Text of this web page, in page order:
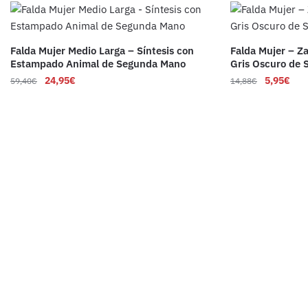
Falda Mujer Medio Larga – Síntesis con
Estampado Animal de Segunda Mano
59,40€ 24,95€
Falda Mujer –
Gris Oscuro de
14,88€ 5,95€